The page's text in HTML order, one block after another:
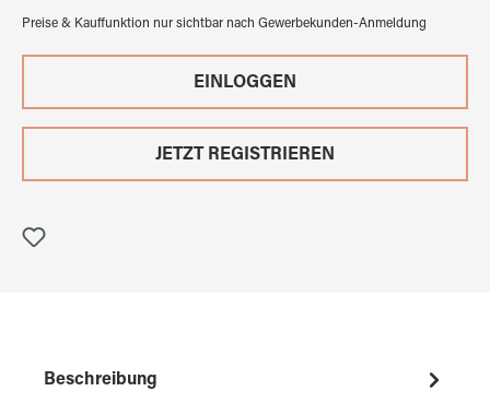
Preise & Kauffunktion nur sichtbar nach Gewerbekunden-Anmeldung
EINLOGGEN
JETZT REGISTRIEREN
Beschreibung